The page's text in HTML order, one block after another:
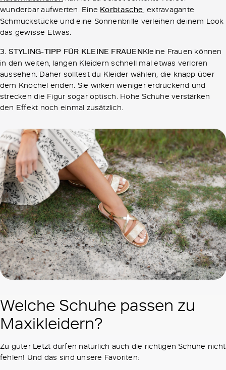
wunderbar aufwerten. Eine Korbtasche, extravagante
Schmuckstücke und eine Sonnenbrille verleihen deinem Look
das gewisse Etwas.
3. STYLING-TIPP FÜR KLEINE FRAUENKleine Frauen können
in den weiten, langen Kleidern schnell mal etwas verloren
aussehen. Daher solltest du Kleider wählen, die knapp über
dem Knöchel enden. Sie wirken weniger erdrückend und
strecken die Figur sogar optisch. Hohe Schuhe verstärken
den Effekt noch einmal zusätzlich.
Welche Schuhe passen zu
Maxikleidern?
Zu guter Letzt dürfen natürlich auch die richtigen Schuhe nicht
fehlen! Und das sind unsere Favoriten: